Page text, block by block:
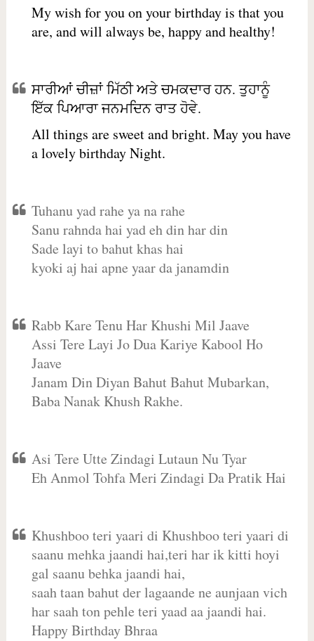
My wish for you on your birthday is that you
are, and will always be, happy and healthy!
ਸਾਰੀਆਂ ਚੀਜ਼ਾਂ ਮਿੱਠੀ ਅਤੇ ਚਮਕਦਾਰ ਹਨ. ਤੁਹਾਨੂੰ
ਇੱਕ ਪਿਆਰਾ ਜਨਮਦਿਨ ਰਾਤ ਹੋਵੇ.
All things are sweet and bright. May you have
a lovely birthday Night.
Tuhanu yad rahe ya na rahe
Sanu rahnda hai yad eh din har din
Sade layi to bahut khas hai
kyoki aj hai apne yaar da janamdin
Rabb Kare Tenu Har Khushi Mil Jaave
Assi Tere Layi Jo Dua Kariye Kabool Ho
Jaave
Janam Din Diyan Bahut Bahut Mubarkan,
Baba Nanak Khush Rakhe.
Asi Tere Utte Zindagi Lutaun Nu Tyar
Eh Anmol Tohfa Meri Zindagi Da Pratik Hai
Khushboo teri yaari di Khushboo teri yaari di
saanu mehka jaandi hai,teri har ik kitti hoyi
gal saanu behka jaandi hai,
saah taan bahut der lagaande ne aunjaan vich
har saah ton pehle teri yaad aa jaandi hai.
Happy Birthday Bhraa